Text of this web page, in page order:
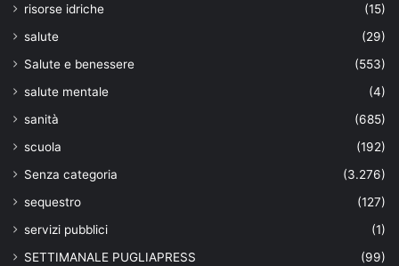
risorse idriche
(15)
salute
(29)
Salute e benessere
(553)
salute mentale
(4)
sanità
(685)
scuola
(192)
Senza categoria
(3.276)
sequestro
(127)
servizi pubblici
(1)
SETTIMANALE PUGLIAPRESS
(99)